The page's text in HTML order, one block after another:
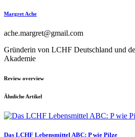
Margret Ache
ache.margret@gmail.com
Gründerin von LCHF Deutschland und
Akademie
Review overview
Ähnliche Artikel
Das LCHF Lebensmittel ABC: P wie Pilze